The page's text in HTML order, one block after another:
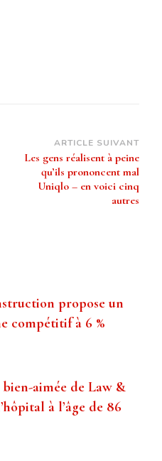
ARTICLE SUIVANT
Les gens réalisent à peine
qu’ils prononcent mal
Uniqlo – en voici cinq
autres
propose un
compétitif à 6 %
aimée de Law &
à l’âge de 86